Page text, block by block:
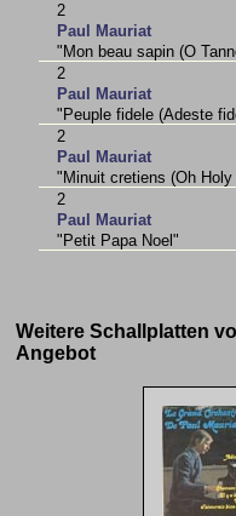
2
Paul Mauriat
"Mon beau sapin (O
2
Paul Mauriat
"Peuple fidele (Adeste
2
Paul Mauriat
"Minuit cretiens (Oh Holy
2
Paul Mauriat
"Petit Papa Noel"
Weitere Schallplatten
Angebot